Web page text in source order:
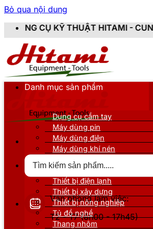
Bỏ qua nội dung
HITAMI - CUNG CẤP SẢN
Văn phòng làm việc:
T2 - T7 (8h00 - 17h45)
Danh mục sản phẩm
Dụng cụ cầm tay
Máy dùng pin
Máy dùng điện
Máy dùng khí nén
Thiết bị nâng đỡ
Thiết bị điện lạnh
Thiết bị xây dựng
Thiết bị nông nghiệp
Tủ đồ nghề
Thang nhôm